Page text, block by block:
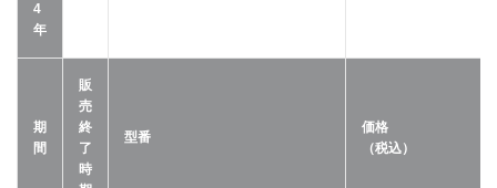
4
年
期
間
販
売
終
了
時
型番
価格
（税込）